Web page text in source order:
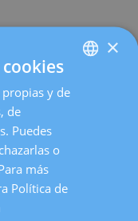
Ginecología General
de los anexos
en Laparoscopia
SPANISH
×
y de
de
Puedes
o
más
Política de